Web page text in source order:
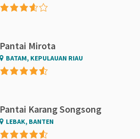
Pantai Mirota
BATAM, KEPULAUAN RIAU
Pantai Karang Songsong
LEBAK, BANTEN